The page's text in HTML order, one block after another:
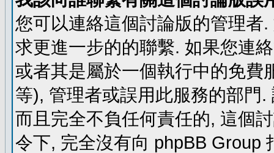
您可以連絡這個討論版的管理者
求更進一步的的聯繫. 如果您連
或者其是屬於一個執行中的免費
等), 管理者或誤用此服務的部門
而且完全不負任何責任的, 這個
令下, 完全沒有向 phpBB Group